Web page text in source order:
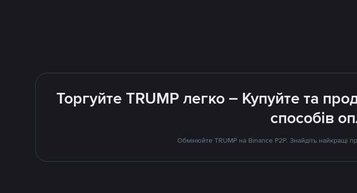
Торгуйте TRUMP легко – Купуйте та
способів
Обмінюйте TRUMP на Binance P2P. Знайдіть найкращі